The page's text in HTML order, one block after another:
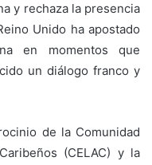
y rechaza la presencia
Unido ha apostado
en momentos que
un diálogo franco y
de la Comunidad
(CELAC) y la